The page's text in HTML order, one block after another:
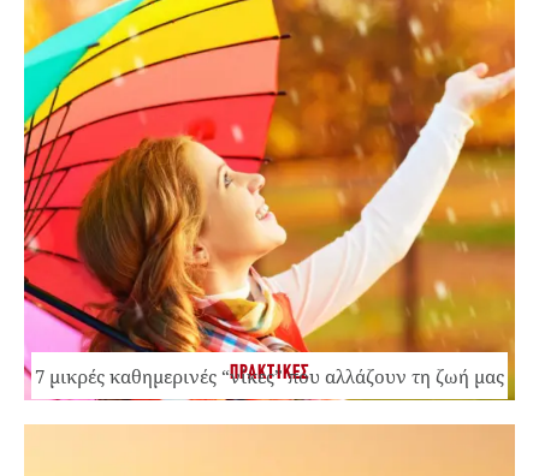
ΠΡΑΚΤΙΚΕΣ
7 μικρές καθημερινές “νίκες” που αλλάζουν τη ζωή μας